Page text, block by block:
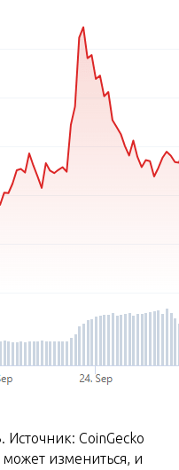
CoinGecko
измениться, и